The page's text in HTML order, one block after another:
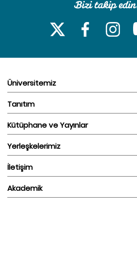
Üniversitemiz
Tanıtım
Kütüphane ve Yayınlar
Yerleşkelerimiz
İletişim
Akademik